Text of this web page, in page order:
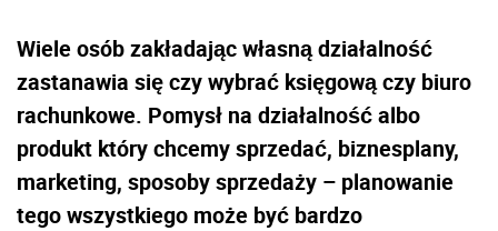
Wiele osób zakładając własną działalność
zastanawia się czy wybrać księgową czy biuro
rachunkowe. Pomysł na działalność albo
produkt który chcemy sprzedać, biznesplany,
marketing, sposoby sprzedaży – planowanie
tego wszystkiego może być bardzo